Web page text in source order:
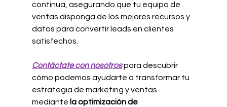
continua, asegurando que tu equipo de
ventas disponga de los mejores recursos y
datos para convertir leads en clientes
satisfechos.
Contáctate con nosotros para descubrir
cómo podemos ayudarte a transformar tu
estrategia de marketing y ventas
mediante la optimización de